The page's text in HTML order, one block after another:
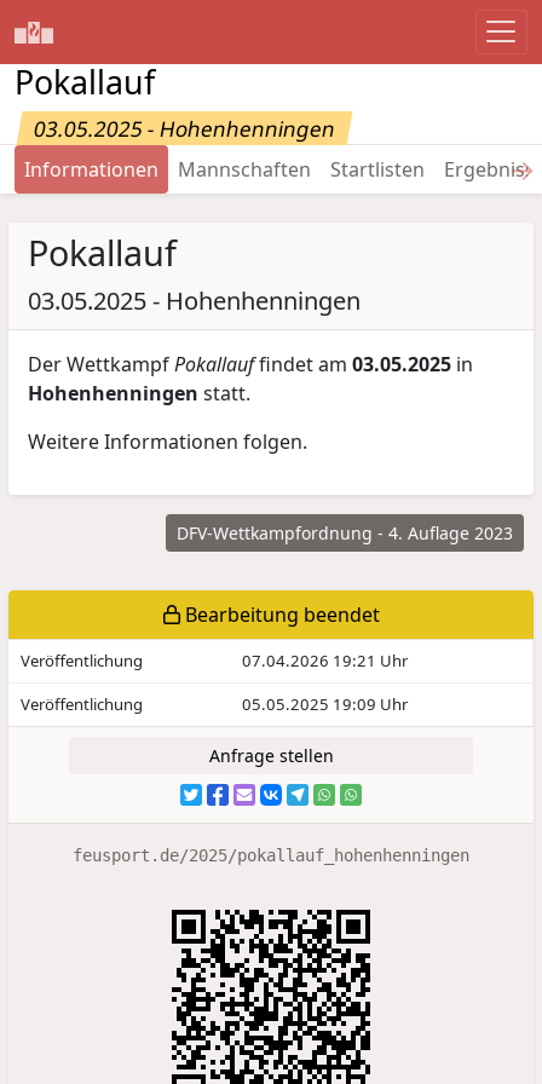
Pokallauf
03.05.2025 - Hohenhenningen
Informationen Mannschaften Startlisten →
Pokallauf
03.05.2025 - Hohenhenningen
Der WettkampfPokallauffindet am03.05.2025 in
Hohenhenningen statt.
Weitere Informationen folgen.
DFV-Wettkampfordnung - 4. Auflage 2023
Bearbeitung beendet
Veröffentlichung
07.04.2026 19:21 Uhr
Veröffentlichung
05.05.2025 19:09 Uhr
Anfrage stellen
feusport.de/2025/pokallauf_hohenhenningen